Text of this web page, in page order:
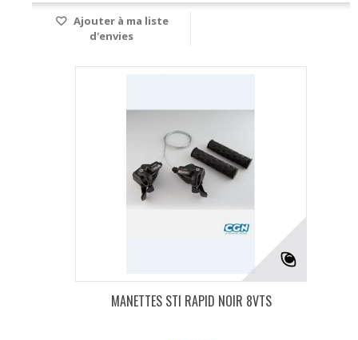
Ajouter à ma liste
d'envies
MANETTES STI RAPID NOIR 8VTS